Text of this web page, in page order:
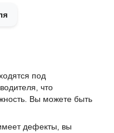
под
что
Вы можете быть
дефекты, вы